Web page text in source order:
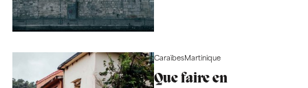
CaraïbesMartinique
Que faire en